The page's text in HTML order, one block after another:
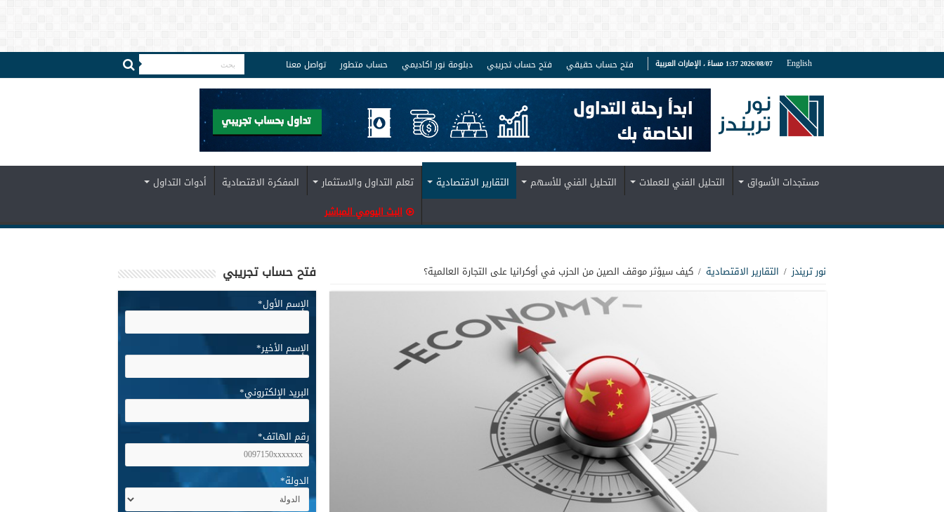
English 2026/08/07 1:37 مساءً ، الإمارات العربية فتح حساب حقيقي فتح حساب تجريبي دبلومة نور اكاديمي حساب متطور تواصل معنا
مستجدات الأسواق التحليل الفني للعملات التحليل الفني للأسهم التقارير الاقتصادية تعلم التداول والاستثمار المفكرة الاقتصادية
أدوات التداول
البث اليومي المباشر
نور تريندز / التقارير الاقتصادية / كيف سيؤثر موقف الصين من الحزب في أوكرانيا على التجارة العالمية؟ فتح حساب تجريبي
الإسم الأول*
الإسم الأخير*
البريد الإلكتروني*
رقم الهاتف*
الدولة*